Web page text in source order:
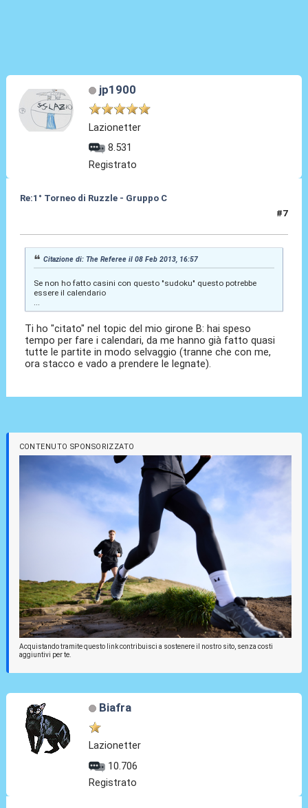
jp1900
Lazionetter
8.531
Registrato
Re:1° Torneo di Ruzzle - Gruppo C
#7
Citazione di: The Referee il 08 Feb 2013, 16:57
Se non ho fatto casini con questo "sudoku" questo potrebbe
essere il calendario
Ti ho "citato" nel topic del mio girone B: hai speso
tempo per fare i calendari, da me hanno già fatto quasi
tutte le partite in modo selvaggio (tranne che con me,
ora stacco e vado a prendere le legnate).
CONTENUTO SPONSORIZZATO
Acquistando tramite questo link contribuisci a sostenere il nostro sito, senza costi
aggiuntivi per te.
Biafra
Lazionetter
10.706
Registrato